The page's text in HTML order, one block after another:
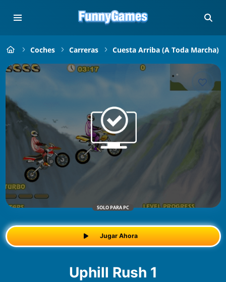
Coches Carreras Cuesta Arriba (a Toda Marcha)
SOLO PARA PC
Jugar Ahora
Uphill Rush 1